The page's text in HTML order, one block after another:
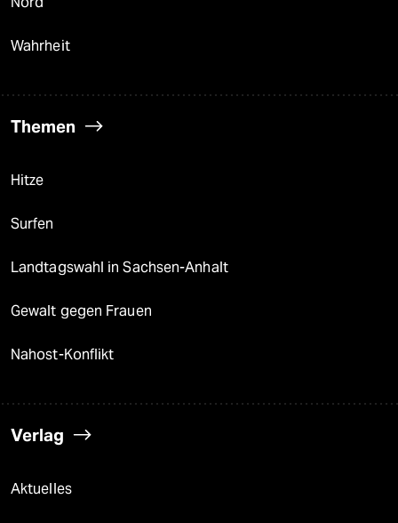
Wahrheit
Themen
Hitze
Surfen
Landtagswahl in Sachsen-Anhalt
Gewalt gegen Frauen
Nahost-Konflikt
Verlag
Aktuelles